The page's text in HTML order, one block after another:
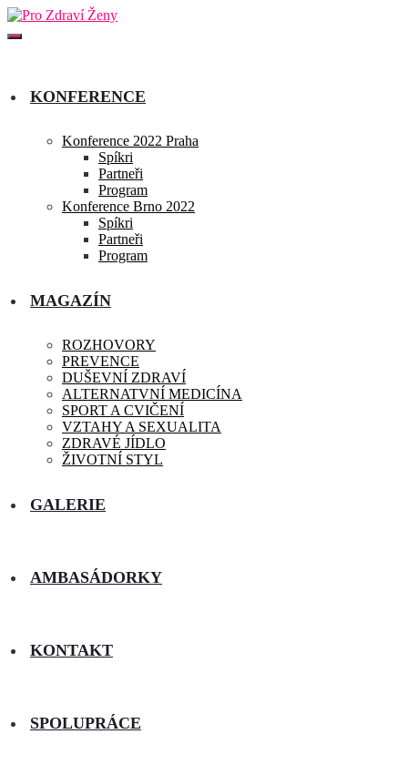
KONFERENCE
Konference 2022 Praha
Spíkri
Partneři
Program
Konference Brno 2022
Spíkri
Partneři
Program
MAGAZÍN
ROZHOVORY
PREVENCE
DUŠEVNÍ ZDRAVÍ
ALTERNATVNÍ MEDICÍNA
SPORT A CVIČENÍ
VZTAHY A SEXUALITA
ZDRAVÉ JÍDLO
ŽIVOTNÍ STYL
GALERIE
AMBASÁDORKY
KONTAKT
SPOLUPRÁCE